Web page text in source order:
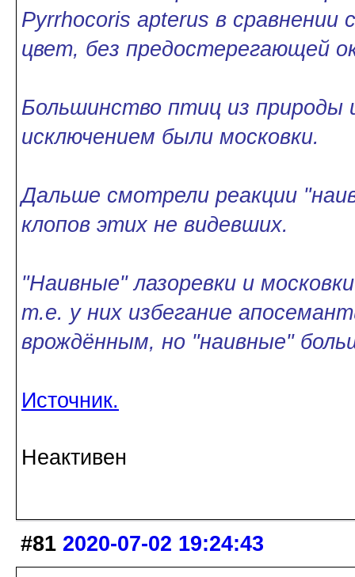
Pyrrhocoris apterus в
цвет, без предостерегающей
Большинство птиц из природы
исключением были московки.
Дальше смотрели реакции
клопов этих не видевших.
"Наивные" лазоревки и
т.е. у них избегание
врождённым, но "наивные"
Источник.
Неактивен
#81 2020-07-02 19:24:43